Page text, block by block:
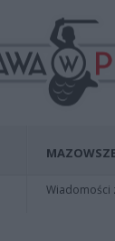
Wiadomości